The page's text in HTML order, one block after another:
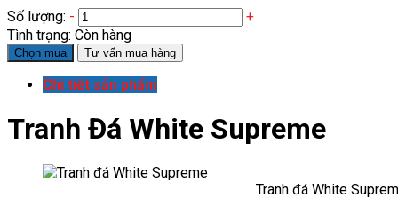
Số lượng: -
+
Tình trạng: Còn hàng
Chọn mua Tư vấn mua hàng
Chi tiết sản phẩm
Tranh Đá White Supreme
Tranh đá White